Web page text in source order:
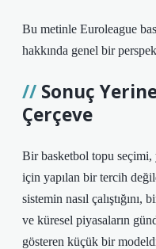
Bu metinle Euroleague
hakkında genel bir
Sonuç
Çerçeve
Bir basketbol topu seçimi,
için yapılan bir tercih
sistemin nasıl çalıştığını,
ve küresel piyasaların
gösteren küçük bir